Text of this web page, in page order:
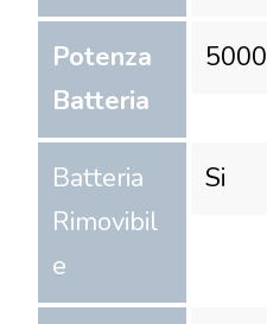
Potenza
Batteria
5000
Batteria
Rimovibil
e
Si